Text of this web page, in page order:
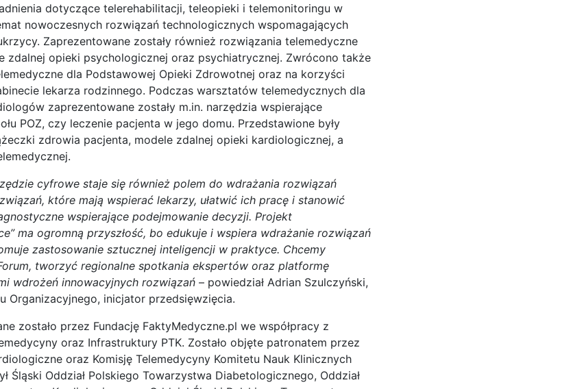
dotyczące telerehabilitacji, teleopieki i telemonitoringu w
nowoczesnych rozwiązań technologicznych wspomagających
Zaprezentowane zostały również rozwiązania telemedyczne
zdalnej opieki psychologicznej oraz psychiatrycznej. Zwrócono także
dla Podstawowej Opieki Zdrowotnej oraz na korzyści
lekarza rodzinnego. Podczas warsztatów telemedycznych dla
zaprezentowane zostały m.in. narzędzia wspierające
POZ, czy leczenie pacjenta w jego domu. Przedstawione były
zdrowia pacjenta, modele zdalnej opieki kardiologicznej, a
cyfrowe staje się również polem do wdrażania rozwiązań
które mają wspierać lekarzy, ułatwić ich pracę i stanowić
wspierające podejmowanie decyzji. Projekt
ma ogromną przyszłość, bo edukuje i wspiera wdrażanie rozwiązań
zastosowanie sztucznej inteligencji w praktyce. Chcemy
tworzyć regionalne spotkania ekspertów oraz platformę
wdrożeń innowacyjnych rozwiązań – powiedział Adrian Szulczyński,
Organizacyjnego, inicjator przedsięwzięcia.
zostało przez Fundację FaktyMedyczne.pl we współpracy z
oraz Infrastruktury PTK. Zostało objęte patronatem przez
oraz Komisję Telemedycyny Komitetu Nauk Klinicznych
Śląski Oddział Polskiego Towarzystwa Diabetologicznego, Oddział